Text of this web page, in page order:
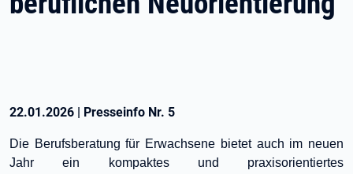
22.01.2026 | Presseinfo Nr. 5
Die Berufsberatung für Erwachsene bietet auch im neuen
Jahr ein kompaktes und praxisorientiertes